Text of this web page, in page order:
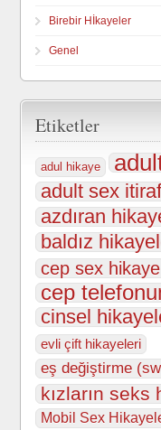
Birebir Hİkayeler
Genel
Etiketler
adul hikaye
adult sex
azdıran
baldız
cep sex hikaye
cep
cinsel
evli çift hikayeleri
eş değiştirme
kızların seks
Mobil Sex